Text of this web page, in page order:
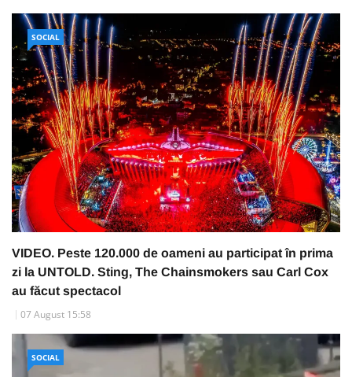
SOCIAL
VIDEO. Peste 120.000 de oameni au participat în prima
zi la UNTOLD. Sting, The Chainsmokers sau Carl Cox
au făcut spectacol
07 August 15:58
SOCIAL